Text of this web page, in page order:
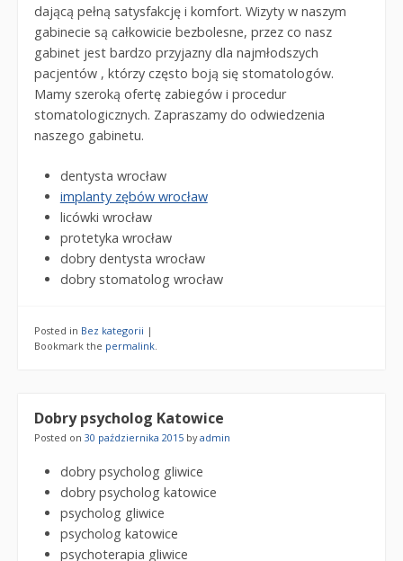
dającą pełną satysfakcję i komfort. Wizyty w naszym
gabinecie są całkowicie bezbolesne, przez co nasz
gabinet jest bardzo przyjazny dla najmłodszych
pacjentów , którzy często boją się stomatologów.
Mamy szeroką ofertę zabiegów i procedur
stomatologicznych. Zapraszamy do odwiedzenia
naszego gabinetu.
dentysta wrocław
implanty zębów wrocław
licówki wrocław
protetyka wrocław
dobry dentysta wrocław
dobry stomatolog wrocław
Posted in Bez kategorii |
Bookmark the permalink
Dobry psycholog Katowice
Posted on 30 października 2015 byadmin
dobry psycholog gliwice
dobry psycholog katowice
psycholog gliwice
psycholog katowice
psychoterapia gliwice